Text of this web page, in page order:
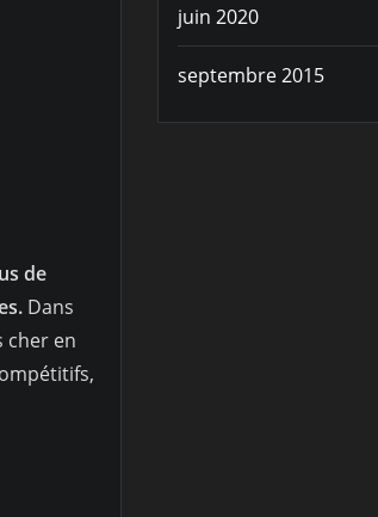
de
Dans
cher en
juin 2020
septembre 2015